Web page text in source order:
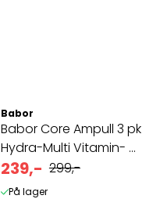
Babor
Babor Core Ampull 3 pk
Hydra-Multi Vitamin- ...
239,- 299,-
På lager